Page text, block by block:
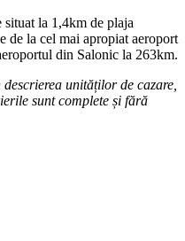
la 1,4km de plaja
de la cel mai apropiat aeroport
din Salonic la 263km.
unităților de cazare,
sunt complete și fără